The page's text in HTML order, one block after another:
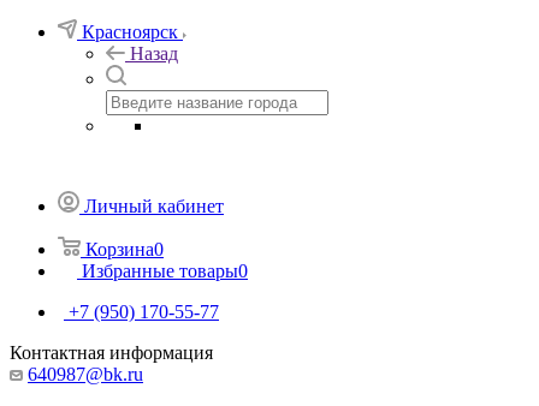
Красноярск
Назад
Личный кабинет
Корзина0
Избранные товары0
+7 (950) 170-55-77
Контактная информация
640987@bk.ru